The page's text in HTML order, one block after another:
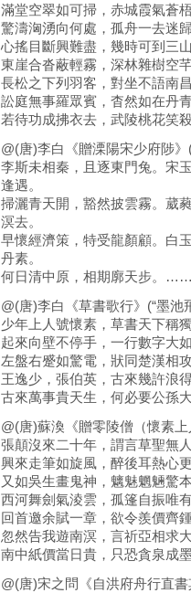
滿堂空翠如可掃，赤城霞氣蒼
驚濤洶湧向何處，孤舟一去迷
心搖目斷興難盡，幾時可到三
東崖合沓蔽輕霧，深林雜樹空
長松之下列羽客，對坐不語南
訟庭無事羅眾賓，杳然如在丹
若待功成拂衣去，武陵桃花笑
@(唐)李白《贈溧陽宋少府陟》
李斯未相秦，且逐東門兔。宋
逢遇。
掃灑青天開，豁然披雲霧。葳
溟去。
早懷經濟策，特受龍顏顧。白
丹素。
何日清中原，相期廓天步。
@(唐)李白《草書歌行》(“墨池
少年上人號懷素，草書天下稱
起來向壁不停手，一行數字大
左盤右蹙如驚電，狀同楚漢相
王逸少，張伯英，古來幾許浪
古來萬事貴天生，何必要公孫
@(唐)蘇渙《贈零陵僧（懷素
張顛沒來二十年，謂言草聖無
興來走筆如旋風，醉後耳熱心
又如吳生畫鬼神，魑魅魍魎驚
西河舞劍氣淩雲，孤篷自振唯
回首邀余賦一章，欲令羨價齊
忽然告我遊南溟，言祈亞相求
南中紙價當日貴，只恐貪泉成
@(唐)宋之問《自洪府舟行直